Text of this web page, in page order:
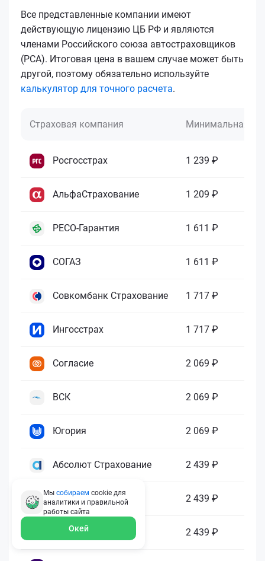
Все представленные компании имеют
действующую лицензию ЦБ РФ и являются
членами Российского союза автостраховщиков
(РСА). Итоговая цена в вашем случае может быть
другой, поэтому обязательно используйте
калькулятор для точного расчета.
Страховая компания Минимальная
Росгосстрах 1 239 ₽
АльфаСтрахование 1 209 ₽
РЕСО-Гарантия 1 611 ₽
СОГАЗ 1 611 ₽
Совкомбанк Страхование 1 717 ₽
Ингосстрах 1 717 ₽
Согласие 2 069 ₽
ВСК 2 069 ₽
Югория 2 069 ₽
Абсолют Страхование 2 439 ₽
ПАРИ 2 439 ₽
Гелиос 2 439 ₽
Мы собираем cookie для
аналитики и правильной
работы сайта
Окей